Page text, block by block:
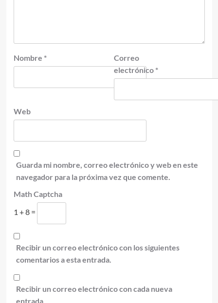
Nombre *
Correo
electrónico *
Web
Guarda mi nombre, correo electrónico y web en este
navegador para la próxima vez que comente.
Math Captcha
1 + 8 =
Recibir un correo electrónico con los siguientes
comentarios a esta entrada.
Recibir un correo electrónico con cada nueva
entrada.